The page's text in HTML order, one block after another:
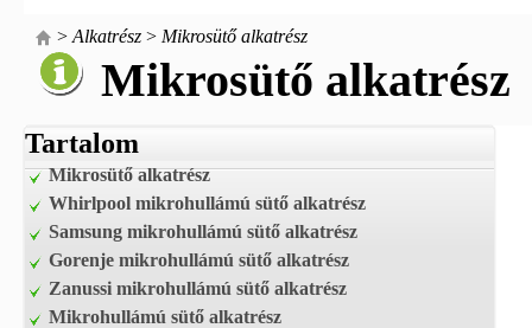
> Alkatrész > Mikrosütő alkatrész
Mikrosütő alkatrész
Tartalom
Mikrosütő alkatrész
Whirlpool mikrohullámú sütő alkatrész
Samsung mikrohullámú sütő alkatrész
Gorenje mikrohullámú sütő alkatrész
Zanussi mikrohullámú sütő alkatrész
Mikrohullámú sütő alkatrész